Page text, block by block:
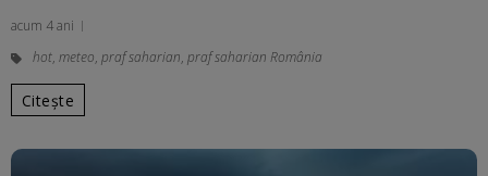
acum 4 ani
hot, meteo, praf saharian, praf saharian România
Citește